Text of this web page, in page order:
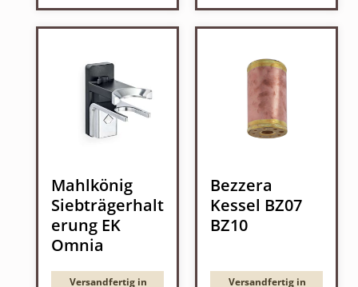
Mahlkönig
Siebträgerhalt
erung EK
Omnia
Versandfertig in
Bezzera
Kessel BZ07
BZ10
Versandfertig in